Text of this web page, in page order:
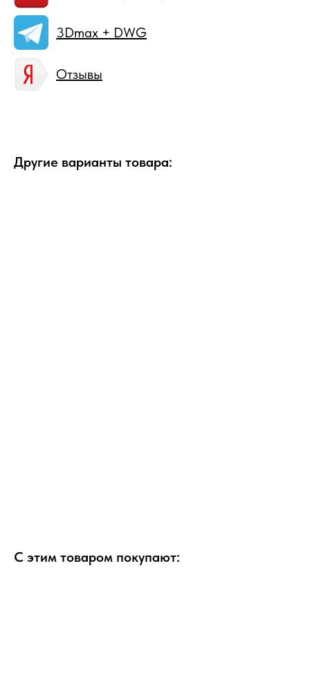
3Dmax + DWG
Отзывы
Другие варианты товара:
С этим товаром покупают: